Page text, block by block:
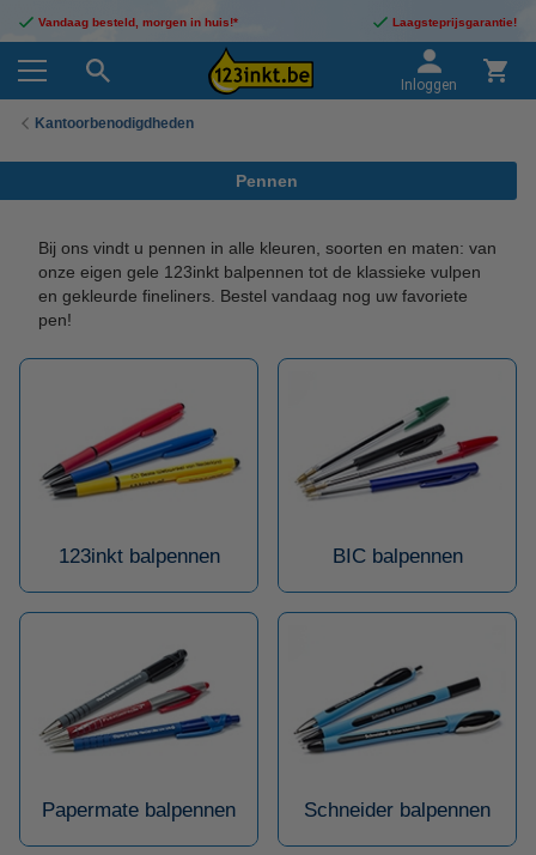
Vandaag besteld, morgen in huis!* Laagsteprijsgarantie!
Inloggen
Kantoorbenodigdheden
Pennen
Bij ons vindt u pennen in alle kleuren, soorten en maten: van
onze eigen gele 123inkt balpennen tot de klassieke vulpen
en gekleurde fineliners. Bestel vandaag nog uw favoriete
pen!
123inkt balpennen BIC balpennen
Papermate balpennen Schneider balpennen